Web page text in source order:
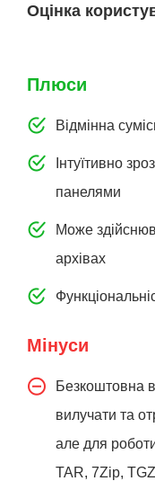
Оцінка
Плюси
Відмінна
Інтуїтивно
панелями
Може
архівах
Мінуси
Безкоштовна
вилучати та
але для
TAR, 7Zip,